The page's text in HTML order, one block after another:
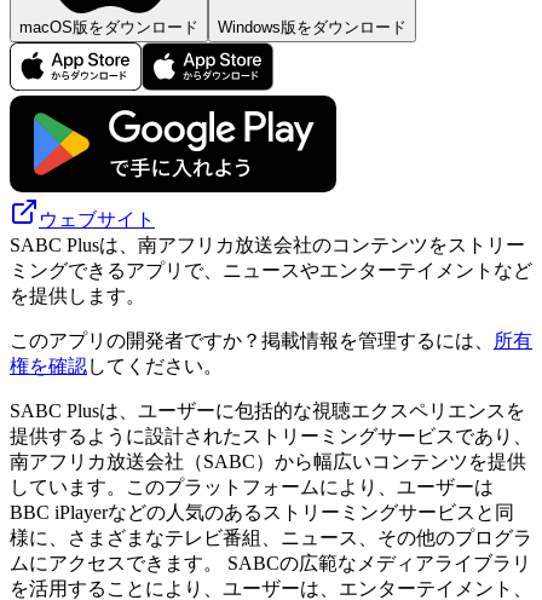
macOS版をダウンロード Windows版をダウンロード
ウェブサイト
SABC Plusは、南アフリカ放送会社のコンテンツをストリー
ミングできるアプリで、ニュースやエンターテイメントなど
を提供します。
このアプリの開発者ですか？掲載情報を管理するには、
所有
権を確認してください。
SABC Plusは、ユーザーに包括的な視聴エクスペリエンスを
提供するように設計されたストリーミングサービスであり、
南アフリカ放送会社（SABC）から幅広いコンテンツを提供
しています。このプラットフォームにより、ユーザーは
BBC iPlayerなどの人気のあるストリーミングサービスと同
様に、さまざまなテレビ番組、ニュース、その他のプログラ
ムにアクセスできます。 SABCの広範なメディアライブラリ
を活用することにより、ユーザーは、エンターテイメント、